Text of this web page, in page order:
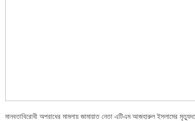
মানবতাবিরোধী অপরাধের মামলায় জামায়াত নেতা এটিএম আজহারুল ইসলামের